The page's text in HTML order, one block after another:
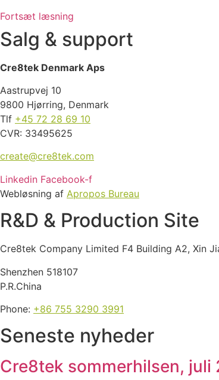
Fortsæt læsning
Salg & support
Cre8tek Denmark Aps
Aastrupvej 10
9800 Hjørring, Denmark
Tlf +45 72 28 69 10
CVR: 33495625
create@cre8tek.com
Linkedin Facebook-f
Webløsning af Apropos Bureau
R&D & Production Site
Cre8tek Company Limited F4 Building A2, Xin
Shenzhen 518107
P.R.China
Phone: +86 755 3290 3991
Seneste nyheder
Cre8tek sommerhilsen, juli